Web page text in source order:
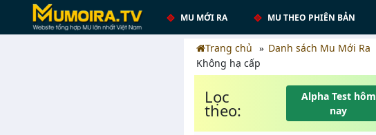
MU MỚI RA MU THEO PHIÊN BẢN
Trang chủ Danh sách Mu Mới Ra
Không hạ cấp
Lọc
theo:
Alpha Test hôm
nay